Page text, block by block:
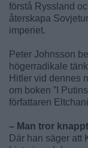
förstå Ryssland
återskapa
imperiet.
Peter Johnsson
högerradikale
Hitler vid dennes
om boken ”I
författaren
– Man tror
Där han säger att